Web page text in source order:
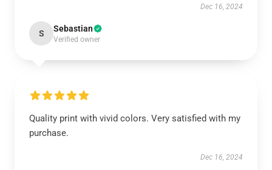
Dec 16, 2024
S Sebastian
Verified owner
Quality print with vivid colors. Very satisfied with my
purchase.
Dec 16, 2024